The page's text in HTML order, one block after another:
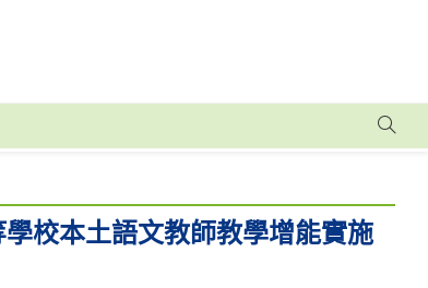
校本土語文教師教學增能實施